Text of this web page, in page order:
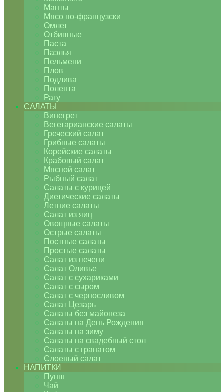
Манты
Мясо по-французски
Омлет
Отбивные
Паста
Паэлья
Пельмени
Плов
Подлива
Полента
Рагу
САЛАТЫ
Винегрет
Вегетарианские салаты
Греческий салат
Грибные салаты
Корейские салаты
Крабовый салат
Мясной салат
Рыбный салат
Салаты с курицей
Диетические салаты
Летние салаты
Салат из яиц
Овощные салаты
Острые салаты
Постные салаты
Простые салаты
Салат из печени
Салат Оливье
Салат с сухариками
Салат с сыром
Салат с черносливом
Салат Цезарь
Салаты без майонеза
Салаты на День Рождения
Салаты на зиму
Салаты на свадебный стол
Салаты с гранатом
Слоеный салат
НАПИТКИ
Пунш
Чай